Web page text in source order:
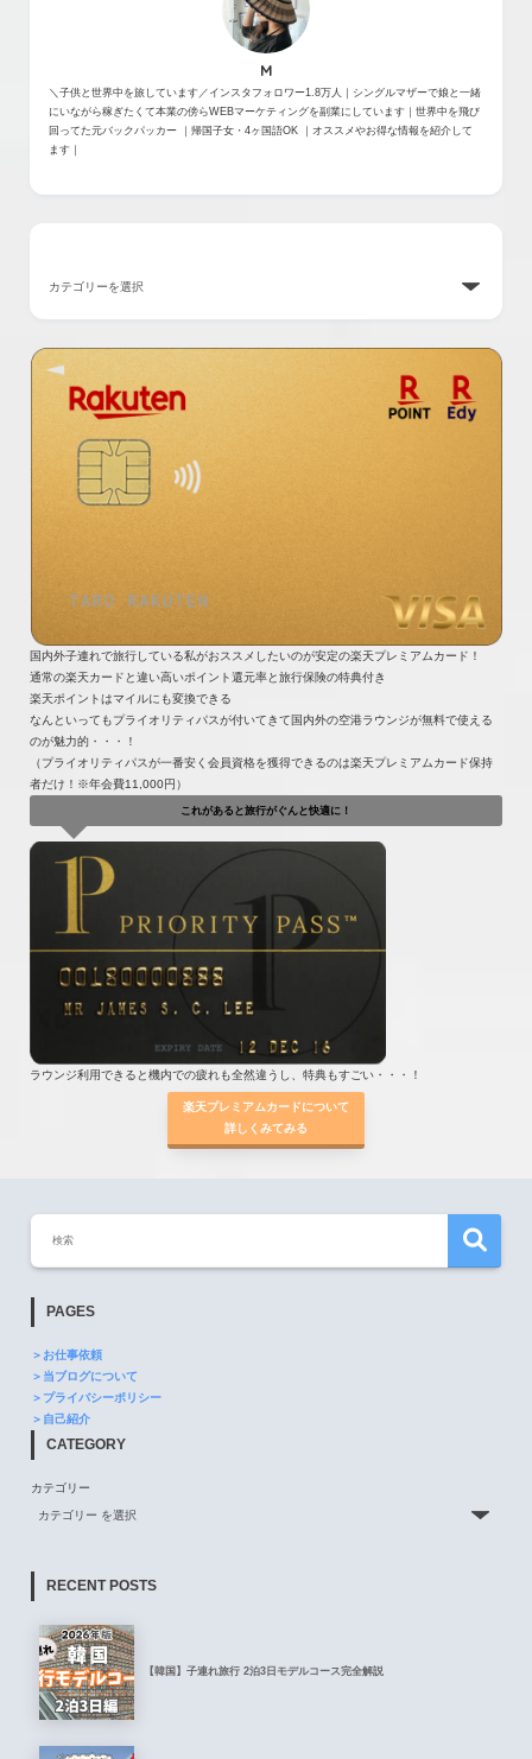
M
＼子供と世界中を旅しています／インスタフォロワー1.8万人｜シングルマザーで娘と一緒
にいながら稼ぎたくて本業の傍らWEBマーケティングを副業にしています｜世界中を飛び
回ってた元バックパッカー ｜帰国子女・4ヶ国語OK ｜オススメやお得な情報を紹介して
ます｜
国内外子連れで旅行している私がおススメしたいのが安定の楽天プレミアムカード！
通常の楽天カードと違い高いポイント還元率と旅行保険の特典付き
楽天ポイントはマイルにも変換できる
なんといってもプライオリティパスが付いてきて国内外の空港ラウンジが無料で使える
のが魅力的・・・！
（プライオリティパスが一番安く会員資格を獲得できるのは楽天プレミアムカード保持
者だけ！※年会費11,000円）
これがあると旅行がぐんと快適に！
ラウンジ利用できると機内での疲れも全然違うし、特典もすごい・・・！
楽天プレミアムカードについて
詳しくみてみる
PAGES
＞お仕事依頼
＞当ブログについて
＞プライバシーポリシー
＞自己紹介
CATEGORY
カテゴリー
RECENT POSTS
【韓国】子連れ旅行 2泊3日モデルコース完全解説